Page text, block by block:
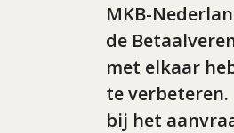
MKB-
de
met elkaar
te
bij het